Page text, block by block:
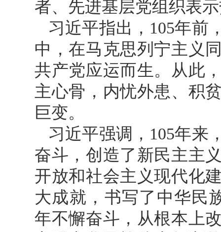
者、先进基层党组织表
习近平指出，105年前
中，在马克思列宁主义
共产党应运而生。从此
主心骨，内忧外患、积
巨变。
习近平强调，105年来
奋斗，创造了新民主主
开放和社会主义现代化
大成就，书写了中华民
年不懈奋斗，从根本上